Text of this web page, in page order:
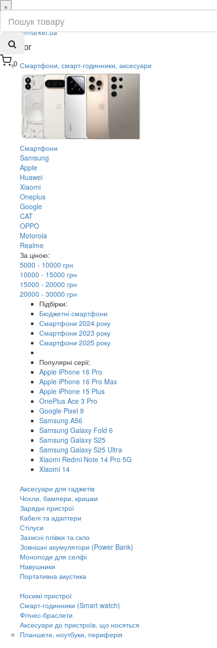
0
×
ru
ua
Каталог
Смартфони, смарт-годинники, аксесуари
Смартфони
Samsung
Apple
Huawei
Xiaomi
Oneplus
Google
CAT
OPPO
Motorola
Realme
За ціною:
5000 - 10000 грн
10000 - 15000 грн
15000 - 20000 грн
20000 - 30000 грн
Підбірки:
Бюджетні смартфони
Смартфони 2024 року
Смартфони 2023 року
Смартфони 2025 року
Популярні серії:
Apple iPhone 16 Pro
Apple iPhone 16 Pro Max
Apple iPhone 15 Plus
OnePlus Ace 3 Pro
Google Pixel 9
Samsung A56
Samsung Galaxy Fold 6
Samsung Galaxy S25
Samsung Galaxy S25 Ultra
Xiaomi Redmi Note 14 Pro 5G
Xiaomi 14
Аксесуари для гаджетів
Чохли, бампери, кришки
Зарядні пристрої
Кабелі та адаптери
Стілуси
Захисні плівки та скло
Зовнішні акумулятори (Power Bank)
Моноподи для селфі
Навушники
Портативна акустика
Носимі пристрої
Смарт-годинники (Smart watch)
Фітнес-браслети
Аксесуари до пристроїв, що носяться
Планшети, ноутбуки, периферія